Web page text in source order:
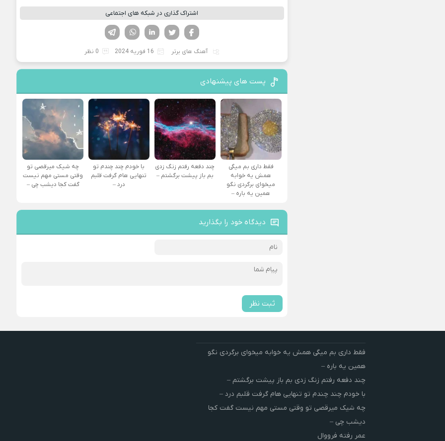
اشتراک گذاری در شبکه های اجتماعی
لینکدین تویتر
فیسوک
آهنگ های برتر 16 فوریه 2024 0 نظر
پست های پیشنهادی
فقط داری بم میگی
همش یه خوابه
میخوای برگردی نگو
همین یه باره –
چند دفعه رفتم زنگ زدی
بم باز پیشت برگشتم –
با خودم چند چندم تو
تنهایی هام گرفت قلبم
درد –
چه شیک میرقصی تو
وقتی مستی مهم نیست
گفت کجا دیشب چی –
دیدگاه خود را بگذارید
ثبت نظر
فقط داری بم میگی همش یه خوابه میخوای برگردی نگو
همین یه باره –
چند دفعه رفتم زنگ زدی بم باز پیشت برگشتم –
با خودم چند چندم تو تنهایی هام گرفت قلبم درد –
چه شیک میرقصی تو وقتی مستی مهم نیست گفت کجا
دیشب چی –
عمر رفته فرووال